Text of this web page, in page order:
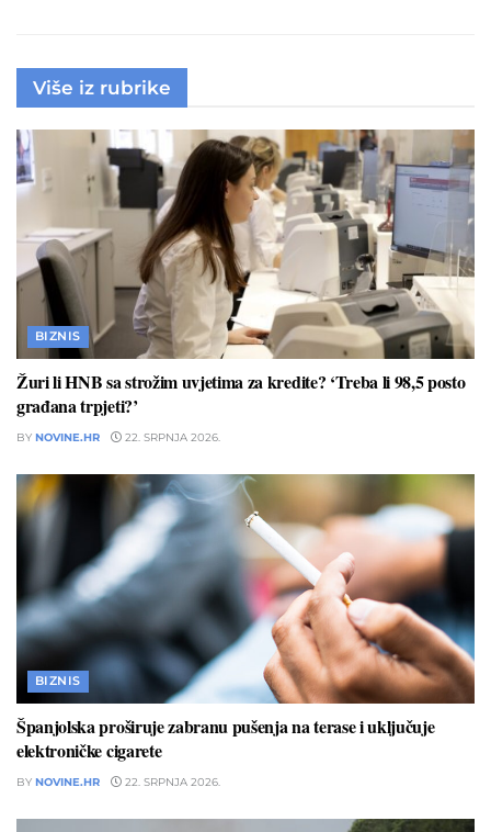
Više iz rubrike
BIZNIS
Žuri li HNB sa strožim uvjetima za kredite? ‘Treba li 98,5 posto
građana trpjeti?’
BY NOVINE.HR 22. SRPNJA 2026.
BIZNIS
Španjolska proširuje zabranu pušenja na terase i uključuje
elektroničke cigarete
BY NOVINE.HR 22. SRPNJA 2026.